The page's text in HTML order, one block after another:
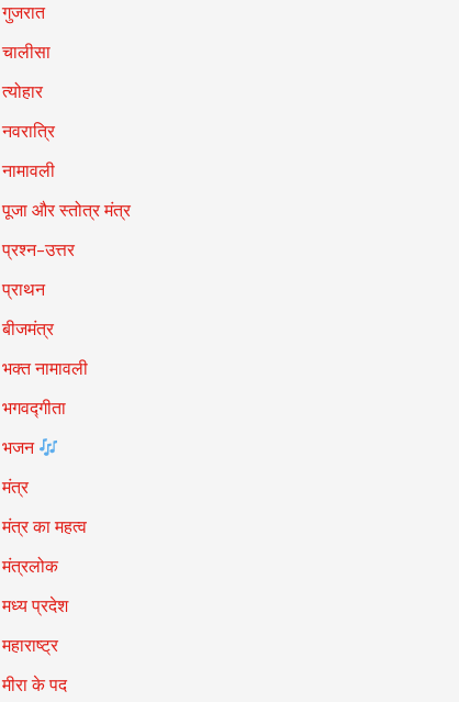
गुजरात
चालीसा
त्योहार
नवरात्रि
नामावली
पूजा और स्तोत्र मंत्र
प्रश्न-उत्तर
प्राथन
बीजमंत्र
भक्त नामावली
भगवद्गीता
भजन
मंत्र
मंत्र का महत्व
मंत्रलोक
मध्य प्रदेश
महाराष्ट्र
मीरा के पद